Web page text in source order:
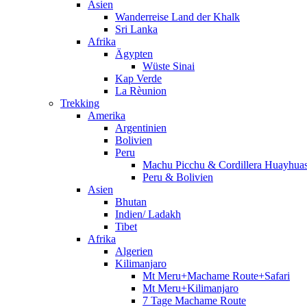
Asien
Wanderreise Land der Khalk
Sri Lanka
Afrika
Ägypten
Wüste Sinai
Kap Verde
La Rèunion
Trekking
Amerika
Argentinien
Bolivien
Peru
Machu Picchu & Cordillera
Peru & Bolivien
Asien
Bhutan
Indien/ Ladakh
Tibet
Afrika
Algerien
Kilimanjaro
Mt Meru+Machame Route+Safari
Mt Meru+Kilimanjaro
7 Tage Machame Route